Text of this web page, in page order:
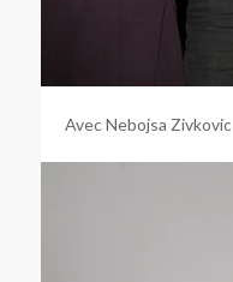
Avec Nebojsa Zivkovic